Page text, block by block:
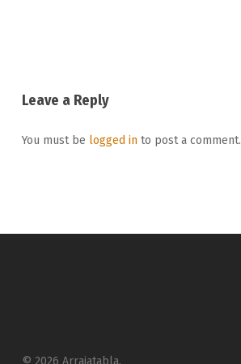
Leave a Reply
You must be logged into post a comment.